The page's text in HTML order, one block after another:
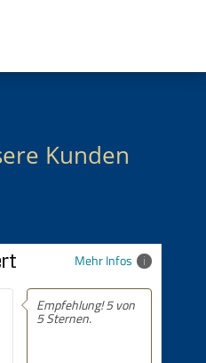
Kunden
Mehr Infos
Empfehlung! 5 von
5 Sternen.